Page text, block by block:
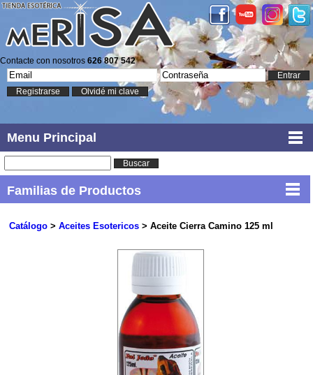
Contacte con nosotros 626 807 542
Entrar
Registrarse
Olvidé mi clave
Menu Principal
Buscar
Familias de Productos
Catálogo> Aceites Esotericos> Aceite Cierra Camino 125 ml